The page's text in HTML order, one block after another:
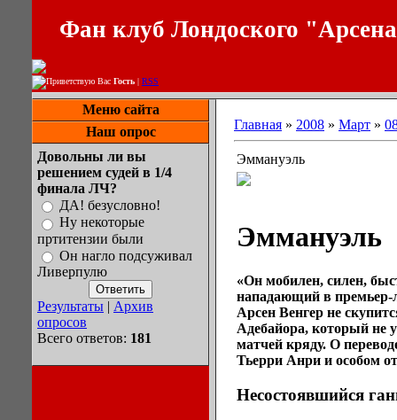
Фан клуб Лондоского
Приветствую Вас Гость | RSS
Меню сайта
Наш опрос
Довольны ли вы
решением судей в 1/4
финала ЛЧ?
ДА! безусловно!
Ну некоторые
пртитензии были
Он нагло подсуживал
Ливерпулю
Результаты | Архив
опросов
Всего ответов: 181
Главная » 2008 » Март »
Эммануэль
Эммануэль
«Он мобилен, силен,
нападающий в премьер-
Арсен Венгер не
Адебайора, который не
матчей кряду. О
Тьерри Анри и особом
Несостоявшийся